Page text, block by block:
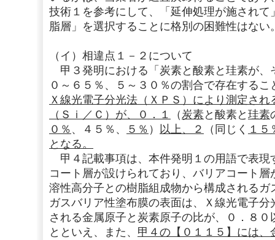
技術１を参考にして、「延伸処理が施され
脂層」を選択することに格別の困難性はない
（イ）相違点１－２について
甲３発明における「炭素と酸素と珪素が、
０～６５％、５～３０％の割合で存在するこ
Ｘ線光電子分光法（ＸＰＳ）により測定さ
（Ｓｉ／Ｃ）が、０．１
（炭素と酸素と 珪素
０％ 、４５％、 ５％ ） 以上、２ （同じく １５
となる。
甲４記載事項は、本件発明１の用語で表現
コート層が設けられており、バリアコート
溶性高分子との樹脂組成物から構成される
ガスバリア性塗布膜の表面は、Ｘ線光電子
される金属原子と炭素原子の比が、０．８
とといえ、また、 甲４の【０１１５】には